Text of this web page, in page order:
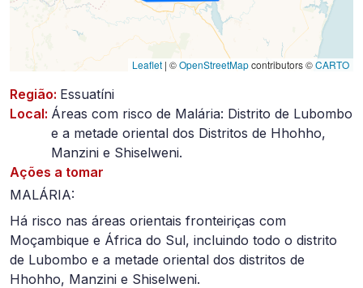
Leaflet | ©OpenStreetMapcontributors ©CARTO
Região: Essuatíni
Local: Áreas com risco de Malária: Distrito de Lubombo
e a metade oriental dos Distritos de Hhohho,
Manzini e Shiselweni.
Ações a tomar
MALÁRIA:
Há risco nas áreas orientais fronteiriças com
Moçambique e África do Sul, incluindo todo o distrito
de Lubombo e a metade oriental dos distritos de
Hhohho, Manzini e Shiselweni.